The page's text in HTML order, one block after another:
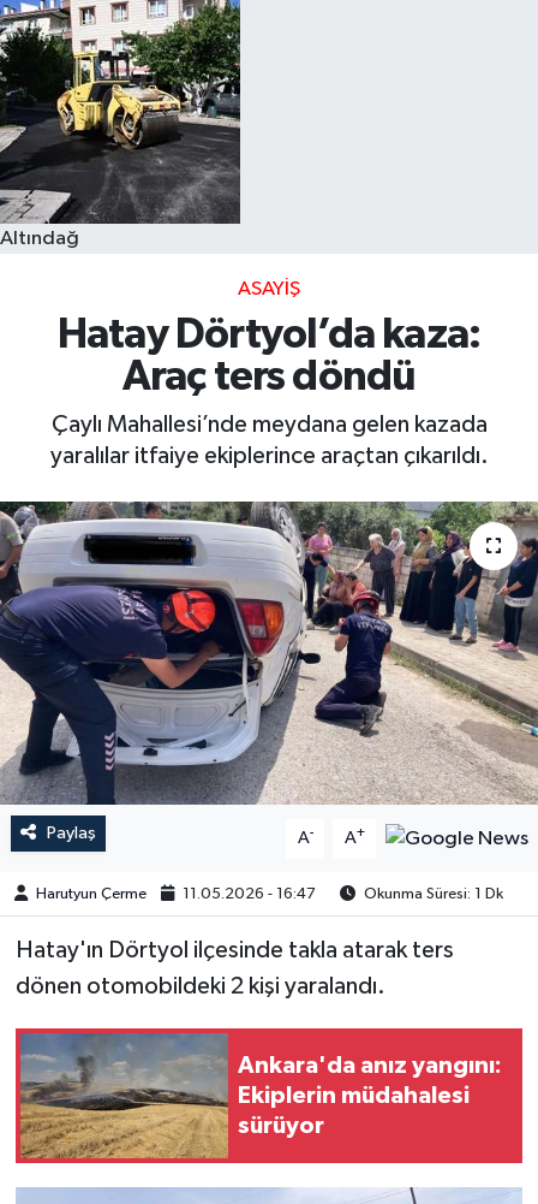
Altındağ
ASAYIŞ
Hatay Dörtyol’da kaza:
Araç ters döndü
Çaylı Mahallesi’nde meydana gelen kazada
yaralılar itfaiye ekiplerince araçtan çıkarıldı.
Paylaş A- A+
Harutyun Çerme 11.05.2026 - 16:47 Okunma Süresi: 1 Dk
Hatay'ın Dörtyol ilçesinde takla atarak ters
dönen otomobildeki 2 kişi yaralandı.
Ankara'da anız yangını:
Ekiplerin müdahalesi
sürüyor